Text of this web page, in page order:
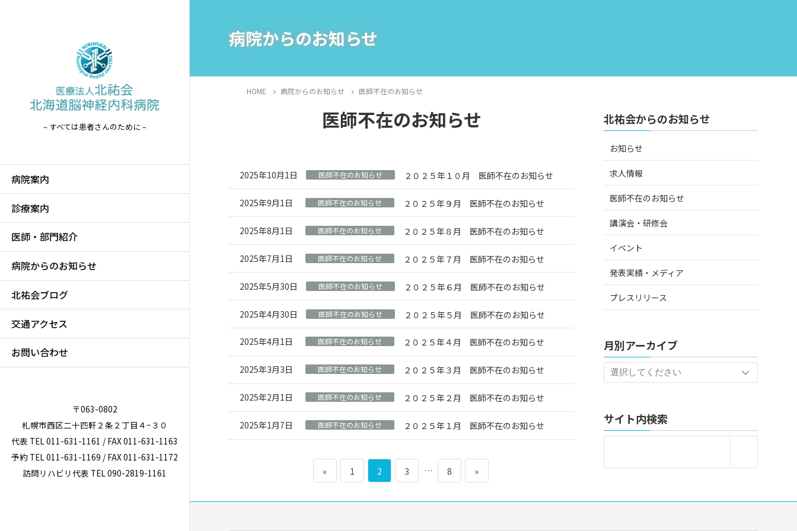
– すべては患者さんのために –
病院案内
診療案内
医師・部門紹介
病院からのお知らせ
北祐会ブログ
交通アクセス
お問い合わせ
〒063-0802
札幌市西区二十四軒２条２丁目４−３０
代表 TEL 011-631-1161 / FAX 011-631-1163
予約 TEL 011-631-1169 / FAX 011-631-1172
訪問リハビリ代表 TEL 090-2819-1161
病院からのお知らせ
HOME 病院からのお知らせ 医師不在のお知らせ
医師不在のお知らせ
2025年10月1日 医師不在のお知らせ ２０２５年１０月 医師不在のお知らせ
2025年9月1日 医師不在のお知らせ ２０２５年９月 医師不在のお知らせ
2025年8月1日 医師不在のお知らせ ２０２５年８月 医師不在のお知らせ
2025年7月1日 医師不在のお知らせ ２０２５年７月 医師不在のお知らせ
2025年5月30日 医師不在のお知らせ ２０２５年６月 医師不在のお知らせ
2025年4月30日 医師不在のお知らせ ２０２５年５月 医師不在のお知らせ
2025年4月1日 医師不在のお知らせ ２０２５年４月 医師不在のお知らせ
2025年3月3日 医師不在のお知らせ ２０２５年３月 医師不在のお知らせ
2025年2月1日 医師不在のお知らせ ２０２５年２月 医師不在のお知らせ
2025年1月7日 医師不在のお知らせ ２０２５年１月 医師不在のお知らせ
稿
«
ペ1
ペ
2
ペ
3 …
ペ
8 »
北祐会からのお知らせ
お知らせ
求人情報
医師不在のお知らせ
講演会・研修会
イベント
発表実績・メディア
プレスリリース
月別アーカイブ
サイト内検索